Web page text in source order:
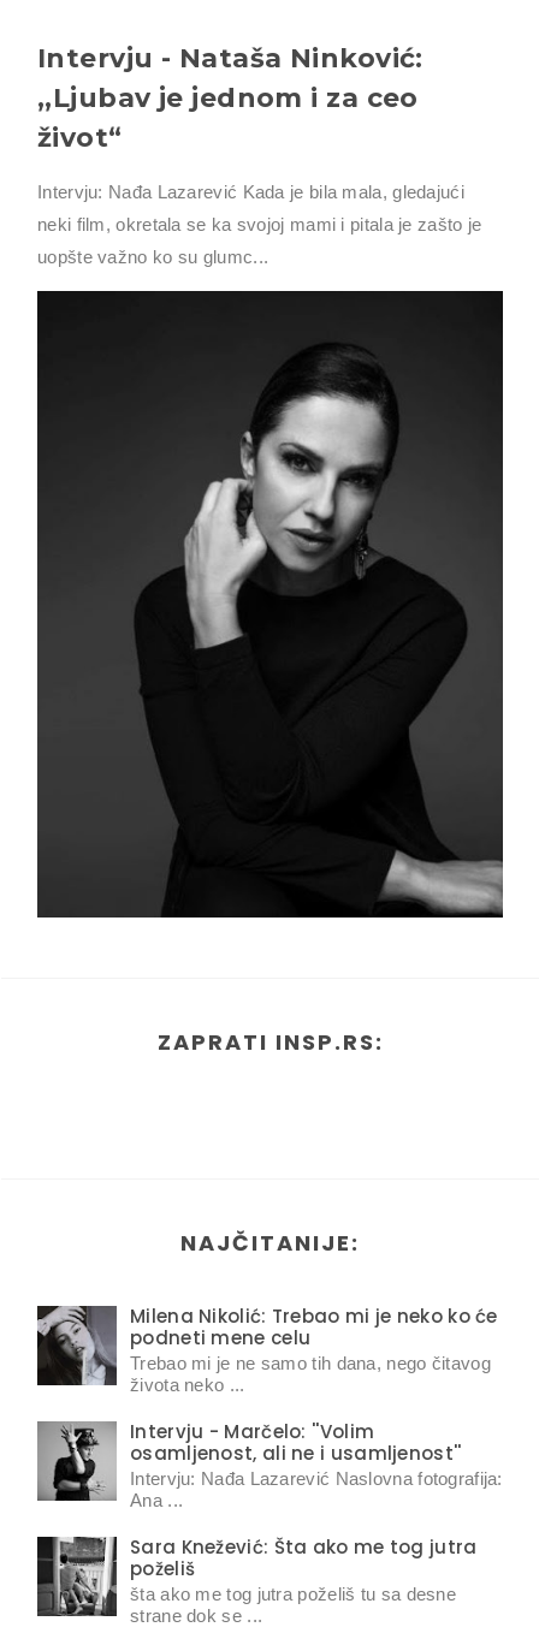
Intervju - Nataša Ninković:
,,Ljubav je jednom i za ceo
život“
Intervju: Nađa Lazarević Kada je bila mala, gledajući
neki film, okretala se ka svojoj mami i pitala je zašto je
uopšte važno ko su glumc...
ZAPRATI INSP.RS:
NAJČITANIJE:
Milena Nikolić: Trebao mi je neko ko će
podneti mene celu
Trebao mi je ne samo tih dana, nego čitavog
života neko ...
Intervju - Marčelo: ''Volim
osamljenost, ali ne i usamljenost''
Intervju: Nađa Lazarević Naslovna fotografija:
Ana ...
Sara Knežević: Šta ako me tog jutra
poželiš
šta ako me tog jutra poželiš tu sa desne
strane dok se ...